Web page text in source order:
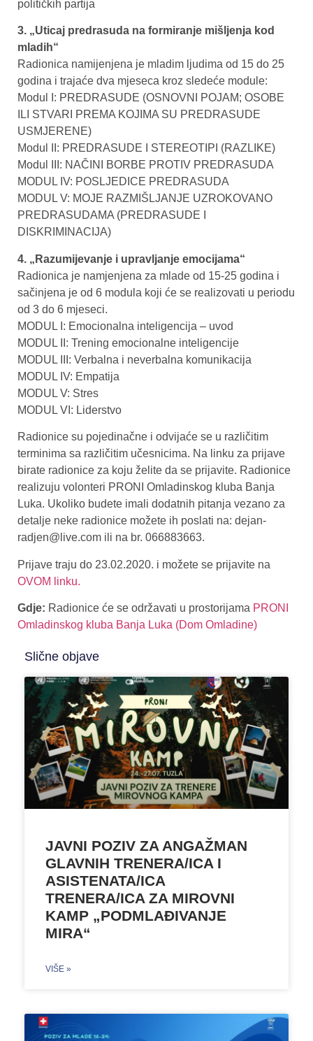
političkih partija
3. „Uticaj predrasuda na formiranje mišljenja kod
mladih“
Radionica namijenjena je mladim ljudima od 15 do 25
godina i trajaće dva mjeseca kroz sledeće module:
Modul I: PREDRASUDE (OSNOVNI POJAM; OSOBE
ILI STVARI PREMA KOJIMA SU PREDRASUDE
USMJERENE)
Modul II: PREDRASUDE I STEREOTIPI (RAZLIKE)
Modul III: NAČINI BORBE PROTIV PREDRASUDA
MODUL IV: POSLJEDICE PREDRASUDA
MODUL V: MOJE RAZMIŠLJANJE UZROKOVANO
PREDRASUDAMA (PREDRASUDE I
DISKRIMINACIJA)
4. „Razumijevanje i upravljanje emocijama“
Radionica je namjenjena za mlade od 15-25 godina i
sačinjena je od 6 modula koji će se realizovati u periodu
od 3 do 6 mjeseci.
MODUL I: Emocionalna inteligencija – uvod
MODUL II: Trening emocionalne inteligencije
MODUL III: Verbalna i neverbalna komunikacija
MODUL IV: Empatija
MODUL V: Stres
MODUL VI: Liderstvo
Radionice su pojedinačne i odvijaće se u različitim
terminima sa različitim učesnicima. Na linku za prijave
birate radionice za koju želite da se prijavite. Radionice
realizuju volonteri PRONI Omladinskog kluba Banja
Luka. Ukoliko budete imali dodatnih pitanja vezano za
detalje neke radionice možete ih poslati na: dejan-
radjen@live.com ili na br. 066883663.
Prijave traju do 23.02.2020. i možete se prijavite na
OVOM linku.
Gdje: Radionice će se održavati u prostorijama PRONI
Omladinskog kluba Banja Luka (Dom Omladine)
Slične objave
JAVNI POZIV ZA ANGAŽMAN
GLAVNIH TRENERA/ICA I
ASISTENATA/ICA
TRENERA/ICA ZA MIROVNI
KAMP „PODMLAĐIVANJE
MIRA“
VIŠE »